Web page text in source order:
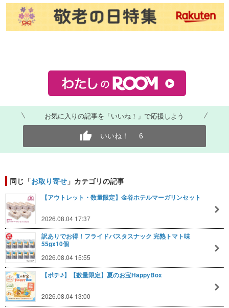
お気に入りの記事を「いいね！」で応援しよう
いいね！ 6
同じ「お取り寄せ 」カテゴリの記事
【アウトレット・数量限定】金谷ホテルマーガリンセット
2026.08.04 17:37
訳ありでお得！フライドパスタスナック 完熟トマト味
55gx10個
2026.08.04 15:55
【ポチ♪】【数量限定】夏のお宝HappyBox
2026.08.04 13:00